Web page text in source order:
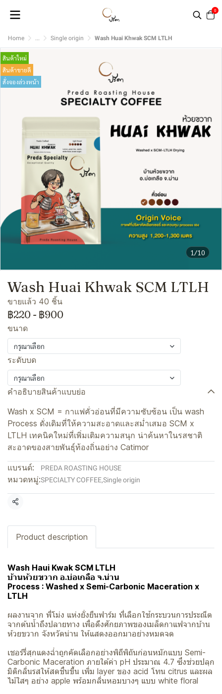
0
Home ... Single origin Wash Huai Khwak SCM LTLH
1/10
สินค้าใหม่
สินค้าขายดี
สั่งจองล่วงหน้า
Wash Huai Khwak SCM LTLH
ขายแล้ว 40 ชิ้น
฿220 - ฿900
ขนาด
กรุณาเลือก
ระดับบด
กรุณาเลือก
คำอธิบายสินค้าแบบย่อ
Wash x SCM = กาแฟคั่วอ่อนที่มีความซับซ้อน เป็น wash
Process ดั่งเดิมที่ให้ความสะอาดและสม่ำเสมอ SCM x
LTLH เทคนิคใหม่ที่เพิ่มเติมความสนุก น่าค้นหาในรสชาติ
สะอาดของสายพันธุ์ท้องถิ่นอย่าง Catimor
แบรนด์: PREDA ROASTING HOUSE
หมวดหมู่:SPECIALTY COFFEE,Single origin
แชร์
Product description
Wash Haui Kwak SCM LTLH
บ้านห้วยขวาก อ.บ่อเกลือ จ.น่าน
Process : Washed x Semi-Carbonic Maceration x
LTLH
ผลงานจาก พี่โม่ง แห่งยั่งยืนฟาร์ม ที่เลือกใช้กระบวนการประณีต
จากต้นน้ำถึงปลายทาง เพื่อดึงศักยภาพของเมล็ดกาแฟจากบ้าน
ห้วยขวาก จังหวัดน่าน ให้แสดงออกมาอย่างหมดจด
เชอร์รี่สุกแดงฉ่ำถูกคัดเลือกอย่างพิถีพิถันก่อนหมักแบบ Semi-
Carbonic Maceration ภายใต้ค่า pH ประมาณ 4.7 ซึ่งช่วยปลุก
มิติกลิ่นรสให้สดชื่นขึ้น เพิ่ม layer ของ acid โทน citrus และผล
ไม้ใสๆ อย่าง apple พร้อมกลิ่นหอมบางๆ แบบ white floral